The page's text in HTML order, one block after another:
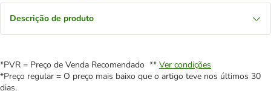
Descrição de produto
*PVR = Preço de Venda Recomendado ** Ver condições
*Preço regular = O preço mais baixo que o artigo teve nos últimos 30
dias.